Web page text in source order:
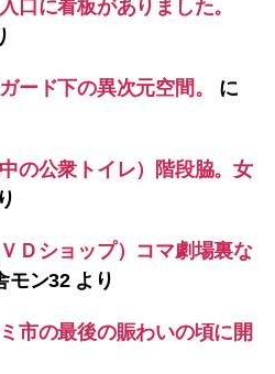
口に看板がありました。
ード下の異次元空間。
に
の公衆トイレ）階段脇。女
Ｄショップ）コマ劇場裏な
モン32より
市の最後の賑わいの頃に開